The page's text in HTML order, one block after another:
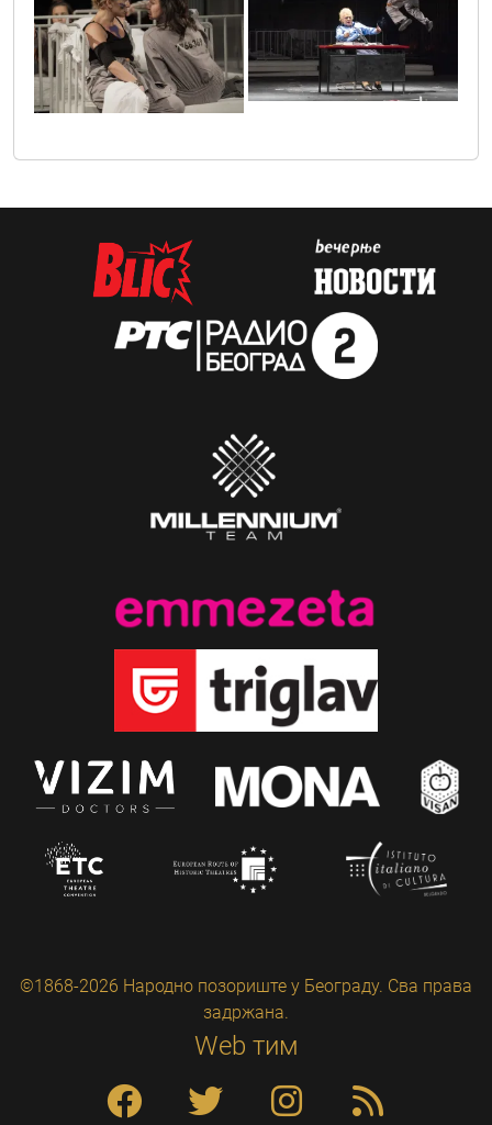
0o3a2904
0o3a0527
©1868-2026 Народно позориште у Београду. Сва права
задржана.
Web тим